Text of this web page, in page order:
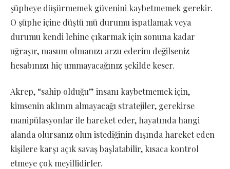
şüpheye düşürmemek güvenini kaybetmemek gerekir.
O şüphe içine düştü mü durumu ispatlamak veya
durumu kendi lehine çıkarmak için sonuna kadar
uğraşır, masum olmanızı arzu ederim değilseniz
hesabınızı hiç ummayacağınız şekilde keser.
Akrep, “sahip olduğu” insanı kaybetmemek için,
kimsenin aklının almayacağı stratejiler, gerekirse
manipülasyonlar ile hareket eder, hayatında hangi
alanda olursanız olun istediğinin dışında hareket eden
kişilere karşı açık savaş başlatabilir, kısaca kontrol
etmeye çok meyillidirler.